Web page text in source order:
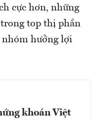
cực hơn, những
top thị phần
nhóm hưởng lợi
khoán Việt